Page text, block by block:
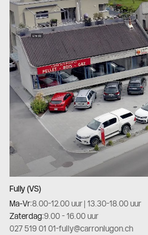
Fully (VS)
Ma-Vr:8.00-12.00 uur | 13.30-18.00 uur
Zaterdag:9.00 - 16.00 uur
027 519 01 01-fully@carronlugon.ch